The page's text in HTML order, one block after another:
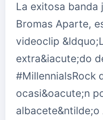
La exitosa banda
Bromas Aparte,
videoclip
extra&iacute;do
#MillennialsRock
ocasi&oacute;n
albacete&ntilde;o